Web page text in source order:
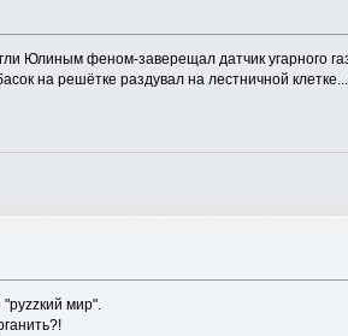
Юлиным феном-заверещал датчик угарного
на решётке раздувал на лестничной
мир".